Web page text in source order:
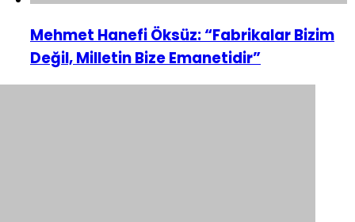
Mehmet Hanefi Öksüz: “Fabrikalar Bizim
Değil, Milletin Bize Emanetidir”